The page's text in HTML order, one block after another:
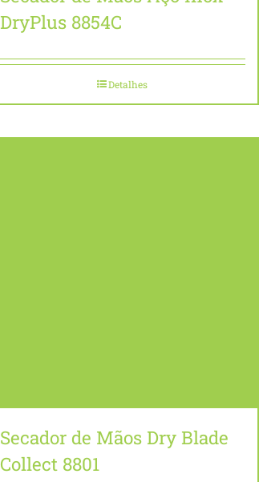
DryPlus 8854C
Detalhes
Secador de Mãos Dry Blade
Collect 8801